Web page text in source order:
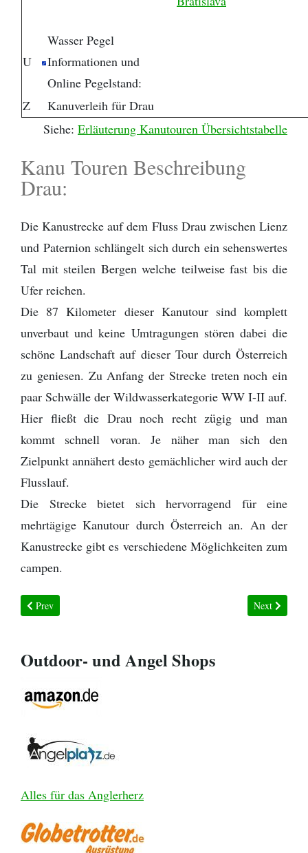
Outdoor- und Angel Shops
Alles für das Anglerherz
U
Wasser Pegel
Informationen und
Online Pegelstand:
Z
Kanuverleih für Drau
Siehe: Erläuterung Kanutouren Übersichtstabelle
Kanu Touren Beschreibung
Drau:
Die Kanustrecke auf dem Fluss Drau zwischen Lienz
und Paternion schlängelt sich durch ein sehenswertes
Tal mit steilen Bergen welche teilweise fast bis die
Ufer reichen.
Die 87 Kilometer dieser Kanutour sind komplett
unverbaut und keine Umtragungen stören dabei die
schöne Landschaft auf dieser Tour durch Österreich
zu geniesen. Zu Anfang der Strecke treten noch ein
paar Schwälle der Wildwasserkategorie WW I-II auf.
Hier fließt die Drau noch recht zügig und man
kommt schnell voran. Je näher man sich den
Zielpunkt annähert desto gemächlicher wird auch der
Flusslauf.
Die Strecke bietet sich hervorragend für eine
mehrtägige Kanutour durch Österreich an. An der
Kanustrecke gibt es verschiedene Möglichkeiten zum
campen.
Previous article: Kanutour Thaya | Raabs bis Eibenstein
Prev Next article:
Next